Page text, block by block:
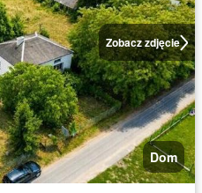
Zobacz zdjęcie
Dom